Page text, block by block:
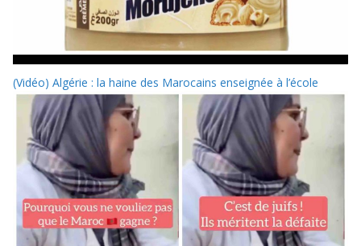
(Vidéo) Algérie : la haine des Marocains enseignée à l’école